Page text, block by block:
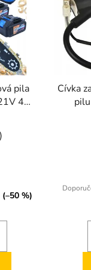
d
u
k
pila
4Ah
(–50 %)
Cívka